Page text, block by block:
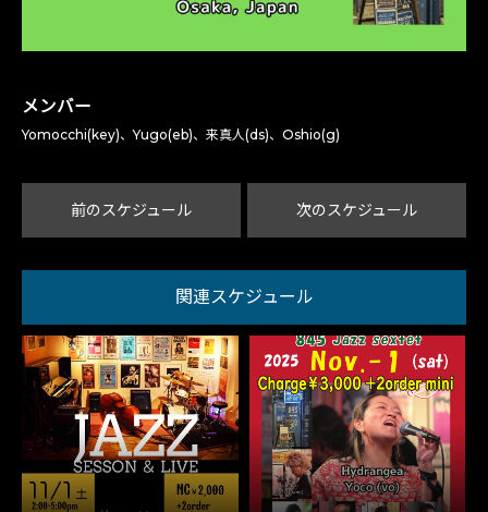
メンバー
Yomocchi(key)、Yugo(eb)、来真人(ds)、Oshio(g)
前のスケジュール 次のスケジュール
関連スケジュール